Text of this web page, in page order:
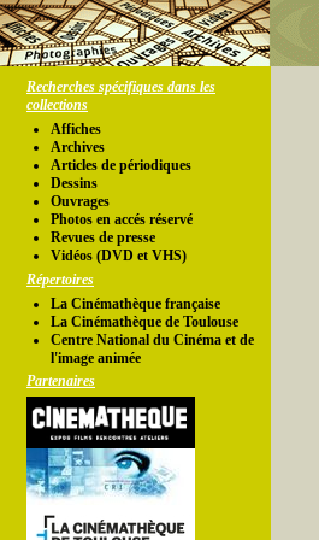
Recherches spécifiques dans les
collections
Affiches
Archives
Articles de périodiques
Dessins
Ouvrages
Photos en accés réservé
Revues de presse
Vidéos (DVD et VHS)
Répertoires
La Cinémathèque française
La Cinémathèque de Toulouse
Centre National du Cinéma et de
l'image animée
Partenaires